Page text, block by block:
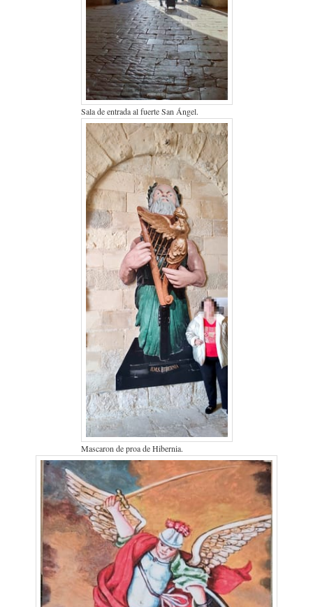
Sala de entrada al fuerte San Ángel.
Mascaron de proa de Hibernia.